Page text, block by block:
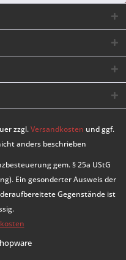
zzgl.Versandkosten und ggf.
anders beschrieben
gem. § 25a UStG
Ein gesonderter Ausweis der
Gegenstände ist